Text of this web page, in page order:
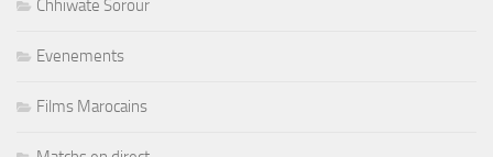
Chhiwate Sorour
Evenements
Films Marocains